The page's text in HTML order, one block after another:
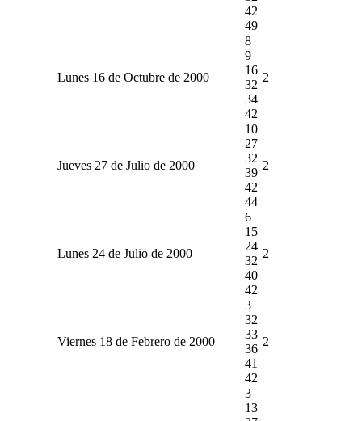
42
49
Lunes 16 de Octubre de 2000
8
9
16
32
34
42
2
Jueves 27 de Julio de 2000
10
27
32
39
42
44
2
Lunes 24 de Julio de 2000
6
15
24
32
40
42
2
Viernes 18 de Febrero de 2000
3
32
33
36
41
42
2
3
13